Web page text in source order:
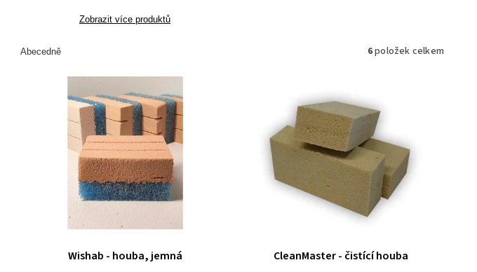
Zobrazit více produktů
Abecedně 6položek celkem
Wishab - houba, jemná CleanMaster - čistící houba